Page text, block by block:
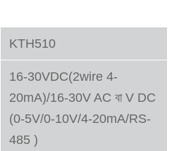
KTH510
16-30VDC(2wire 4-
20mA)/16-30V AC বা V DC
(0-5V/0-10V/4-20mA/RS-
485 )